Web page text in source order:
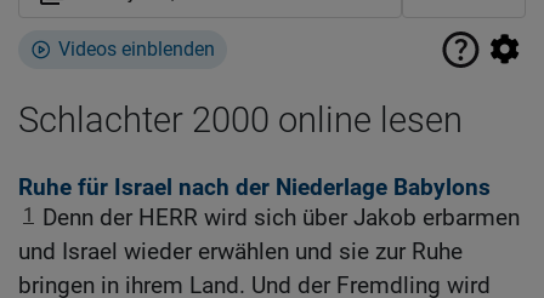
Videos einblenden
Schlachter 2000 online lesen
Ruhe für Israel nach der Niederlage Babylons
1
Denn der HERR wird sich über Jakob erbarmen
und Israel wieder erwählen und sie zur Ruhe
bringen in ihrem Land. Und der Fremdling wird